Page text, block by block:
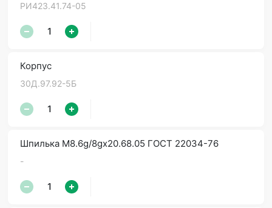
РИ423.41.74-05
Корпус
30Д.97.92-5Б
Шпилька М8.6g/8gх20.68.05 ГОСТ 22034-76
-